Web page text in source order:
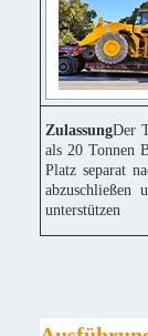
ZulassungDer
als 20 Tonnen
Platz separat
abzuschließen
unterstützen